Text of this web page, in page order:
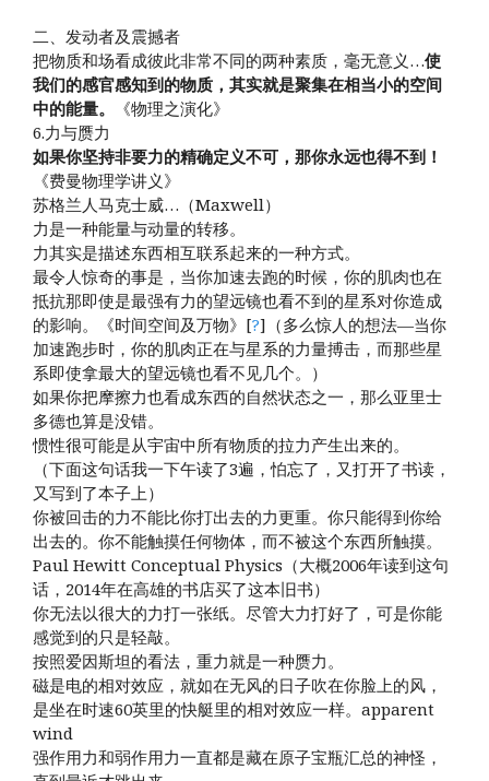
二、发动者及震撼者
把物质和场看成彼此非常不同的两种素质，毫无意义…使
我们的感官感知到的物质，其实就是聚集在相当小的空间
中的能量。
《物理之演化》
6.力与赝力
如果你坚持非要力的精确定义不可，那你永远也得不到！
《费曼物理学讲义》
苏格兰人马克士威…（Maxwell）
力是一种能量与动量的转移。
力其实是描述东西相互联系起来的一种方式。
最令人惊奇的事是，当你加速去跑的时候，你的肌肉也在
抵抗那即使是最强有力的望远镜也看不到的星系对你造成
的影响。《时间空间及万物》[?]（多么惊人的想法—当你
加速跑步时，你的肌肉正在与星系的力量搏击，而那些星
系即使拿最大的望远镜也看不见几个。）
如果你把摩擦力也看成东西的自然状态之一，那么亚里士
多德也算是没错。
惯性很可能是从宇宙中所有物质的拉力产生出来的。
（下面这句话我一下午读了3遍，怕忘了，又打开了书读，
又写到了本子上）
你被回击的力不能比你打出去的力更重。你只能得到你给
出去的。你不能触摸任何物体，而不被这个东西所触摸。
Paul Hewitt Conceptual Physics（大概2006年读到这句
话，2014年在高雄的书店买了这本旧书）
你无法以很大的力打一张纸。尽管大力打好了，可是你能
感觉到的只是轻敲。
按照爱因斯坦的看法，重力就是一种赝力。
磁是电的相对效应，就如在无风的日子吹在你脸上的风，
是坐在时速60英里的快艇里的相对效应一样。apparent
wind
强作用力和弱作用力一直都是藏在原子宝瓶汇总的神怪，